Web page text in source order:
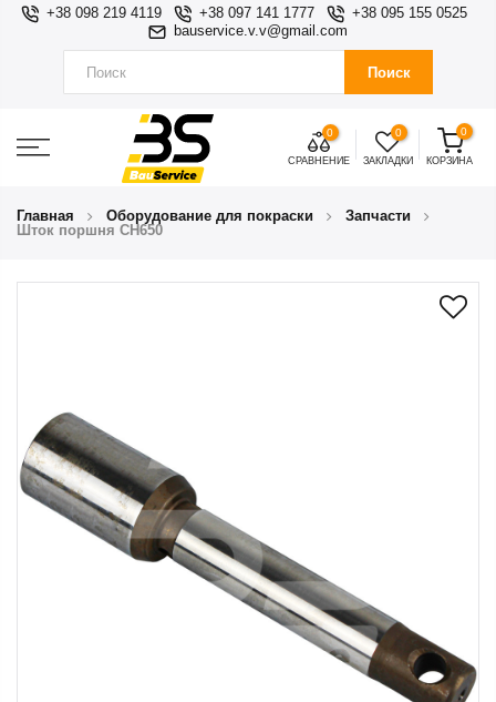
+38 098 219 4119 +38 097 141 1777
+38 095 155 0525
bauservice.v.v@gmail.com
Поиск
0
СРАВНЕНИЕ
0
ЗАКЛАДКИ
0
КОРЗИНА
Главная Оборудование для покраски
Запчасти
Шток поршня CH650